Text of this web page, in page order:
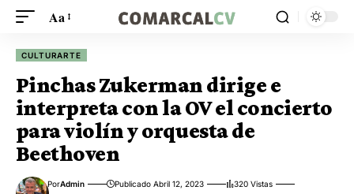
Aa
CULTURARTE
Pinchas Zukerman dirige e
interpreta con la OV el concierto
para violín y orquesta de
Beethoven
PorAdmin Publicado Abril 12, 2023
320 Vistas